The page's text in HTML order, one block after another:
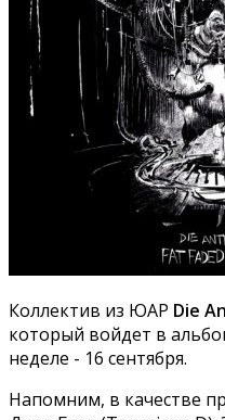
Коллектив из ЮАР Die
который войдет в
неделе - 16 сентября.
Напомним, в качестве